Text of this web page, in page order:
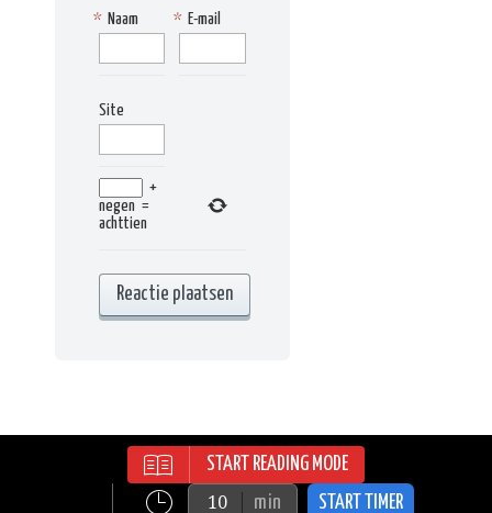
START READING MODE
min
START TIMER
Naam
* E-mail
*
Site
+
negen =
achttien
RECIPES WORDPRESS THEME | ALL
RIGHTS RESERVED | © 2015